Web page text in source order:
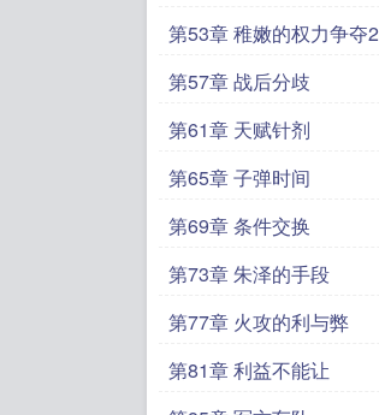
第53章 稚嫩的权力争夺2
第57章 战后分歧
第61章 天赋针剂
第65章 子弹时间
第69章 条件交换
第73章 朱泽的手段
第77章 火攻的利与弊
第81章 利益不能让